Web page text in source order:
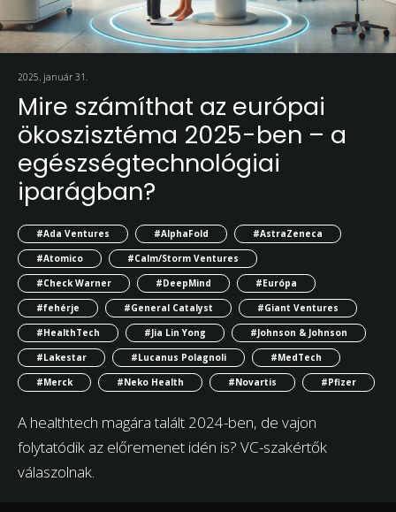
2025. január 31.
Mire számíthat az európai
ökoszisztéma 2025-ben – a
egészségtechnológiai
iparágban?
#Ada Ventures #AlphaFold
#AstraZeneca
#Atomico
#Calm/Storm Ventures
#Check Warner
#DeepMind
#Európa
#fehérje
#General Catalyst
#Giant Ventures
#HealthTech
#Jia Lin Yong
#Johnson & Johnson
#Lakestar
#Lucanus Polagnoli
#MedTech
#Merck
#Neko Health #Novartis #Pfizer
A healthtech magára talált 2024-ben, de vajon
folytatódik az előremenet idén is? VC-szakértők
válaszolnak.